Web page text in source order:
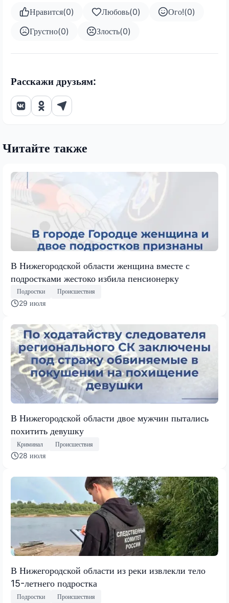
Нравится(0) Любовь(0) Ого!(0)
Грустно(0) Злость(0)
Расскажи друзьям:
Читайте также
В Нижегородской области женщина вместе с
подростками жестоко избила пенсионерку
Подростки Происшествия
29 июля
В Нижегородской области двое мужчин пытались
похитить девушку
Криминал Происшествия
28 июля
В Нижегородской области из реки извлекли тело
15-летнего подростка
Подростки Происшествия